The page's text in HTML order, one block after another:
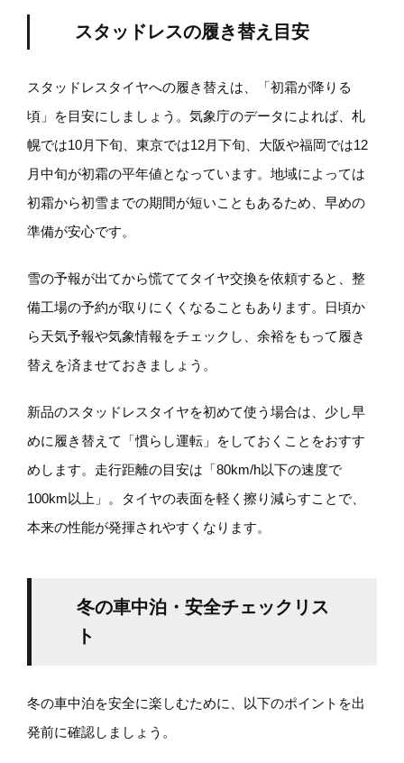
スタッドレスの履き替え目安
スタッドレスタイヤへの履き替えは、「初霜が降りる
頃」を目安にしましょう。気象庁のデータによれば、札
幌では10月下旬、東京では12月下旬、大阪や福岡では12
月中旬が初霜の平年値となっています。地域によっては
初霜から初雪までの期間が短いこともあるため、早めの
準備が安心です。
雪の予報が出てから慌ててタイヤ交換を依頼すると、整
備工場の予約が取りにくくなることもあります。日頃か
ら天気予報や気象情報をチェックし、余裕をもって履き
替えを済ませておきましょう。
新品のスタッドレスタイヤを初めて使う場合は、少し早
めに履き替えて「慣らし運転」をしておくことをおすす
めします。走行距離の目安は「80km/h以下の速度で
100km以上」。タイヤの表面を軽く擦り減らすことで、
本来の性能が発揮されやすくなります。
冬の車中泊・安全チェックリス
ト
冬の車中泊を安全に楽しむために、以下のポイントを出
発前に確認しましょう。